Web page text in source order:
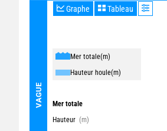
VAGUE
Graphe Tableau
Mer totale(m)
Hauteur houle(m)
Mer totale
Hauteur (m)